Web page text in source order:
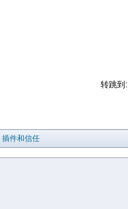
转跳到:
插件和信任